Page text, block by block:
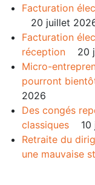
Facturation
20 juillet
Facturation
réception
20
Micro-
pourront
2026
Des congés
classiques
Retraite du
une mauvaise